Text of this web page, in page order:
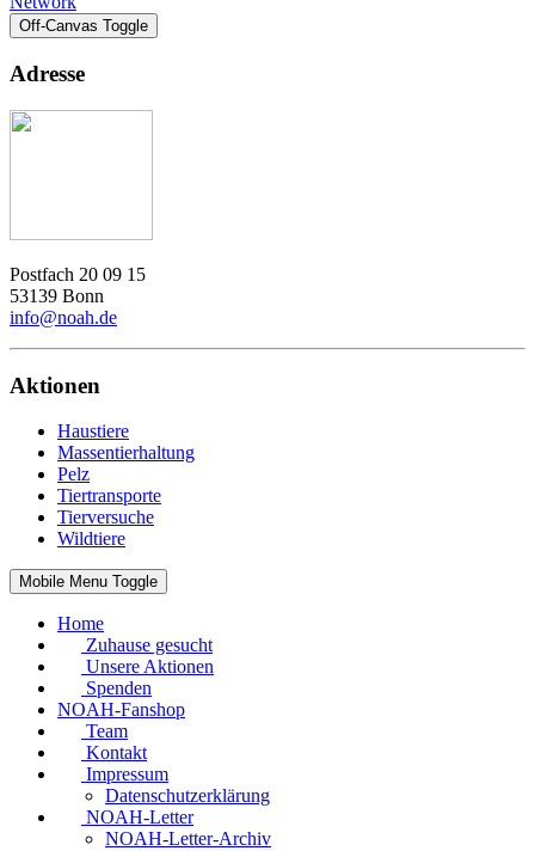
Off-Canvas Toggle
Adresse
Postfach 20 09 15
53139 Bonn
info@noah.de
Aktionen
Haustiere
Massentierhaltung
Pelz
Tiertransporte
Tierversuche
Wildtiere
Mobile Menu Toggle
Home
Zuhause gesucht
Unsere Aktionen
Spenden
NOAH-Fanshop
Team
Kontakt
Impressum
Datenschutzerklärung
NOAH-Letter
NOAH-Letter-Archiv